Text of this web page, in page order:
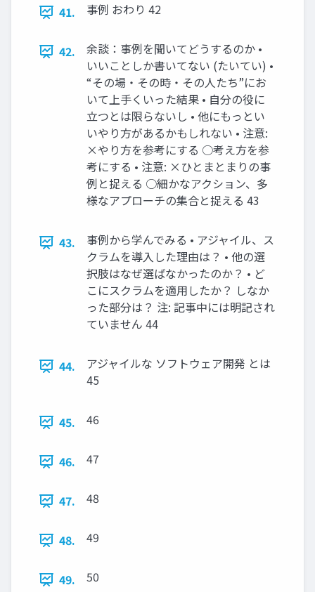
41. 事例 おわり 42
42.
余談：事例を聞いてどうするのか •
いいことしか書いてない (たいてい) •
“その場・その時・その人たち”にお
いて上手くいった結果 • 自分の役に
立つとは限らないし • 他にもっとい
いやり方があるかもしれない • 注意:
×やり方を参考にする ○考え方を参
考にする • 注意: ×ひとまとまりの事
例と捉える ○細かなアクション、多
様なアプローチの集合と捉える 43
43.
事例から学んでみる • アジャイル、ス
クラムを導入した理由は？ • 他の選
択肢はなぜ選ばなかったのか？ • ど
こにスクラムを適用したか？ しなか
った部分は？ 注: 記事中には明記され
ていません 44
44.
アジャイルな ソフトウェア開発 とは
45
45. 46
46. 47
47. 48
48. 49
49. 50